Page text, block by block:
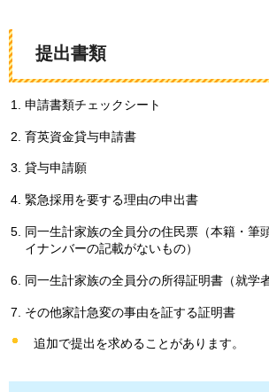
提出書類
申請書類チェックシート
育英資金貸与申請書
貸与申請願
緊急採用を要する理由の申出書
同一生計家族の全員分の住民票（本籍・筆
イナンバーの記載がないもの）
同一生計家族の全員分の所得証明書（就学
その他家計急変の事由を証する証明書
追加で提出を求めることがあります。